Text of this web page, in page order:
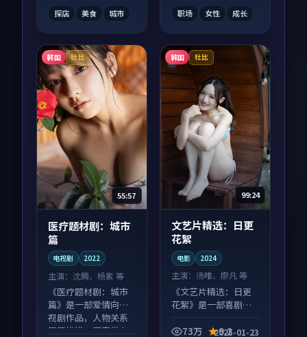
探店 美食 城市 职场 女性 成长
韩国 杜比
55:57
医疗题材剧：城市
篇
电视剧 2022
主演： 沈腾、杨紫 等
《医疗题材剧：城市
篇》是一部爱情向电
视剧作品，人物关系
层层推进，尾声常有
韩国 杜比
99:24
文艺片精选：日更
花絮
电影 2024
主演： 汤唯、廖凡 等
《文艺片精选：日更
花絮》是一部喜剧向
在线，配乐与镜头配
73万 9.2
2025-01-23